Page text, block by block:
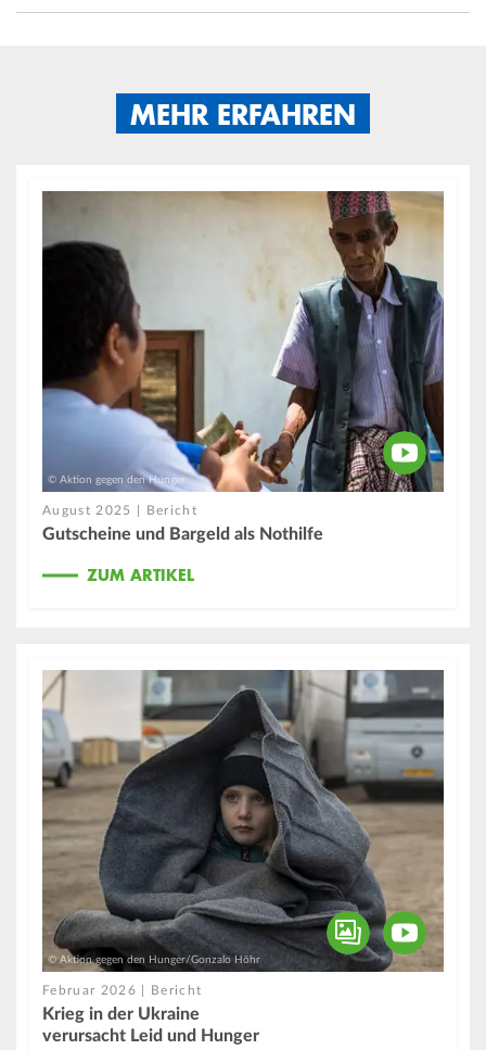
MEHR ERFAHREN
© Aktion gegen den Hunger
August 2025 | Bericht
Gutscheine und Bargeld als Nothilfe
ZUM ARTIKEL
© Aktion gegen den Hunger/Gonzalo Höhr
Februar 2026 | Bericht
Krieg in der Ukraine
verursacht Leid und Hunger